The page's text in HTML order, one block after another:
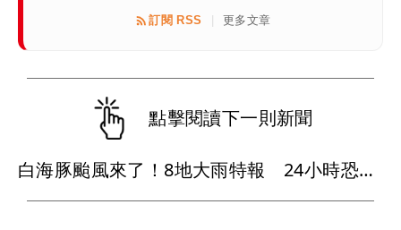
訂閱 RSS 更多文章
點擊閱讀下一則新聞
白海豚颱風來了！8地大雨特報 24小時恐下500毫米